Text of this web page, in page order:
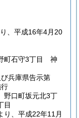
、平成16年4月20
町石守3丁目 神
兵庫県告示第
口町坂元北3丁
目
り、平成22年11月